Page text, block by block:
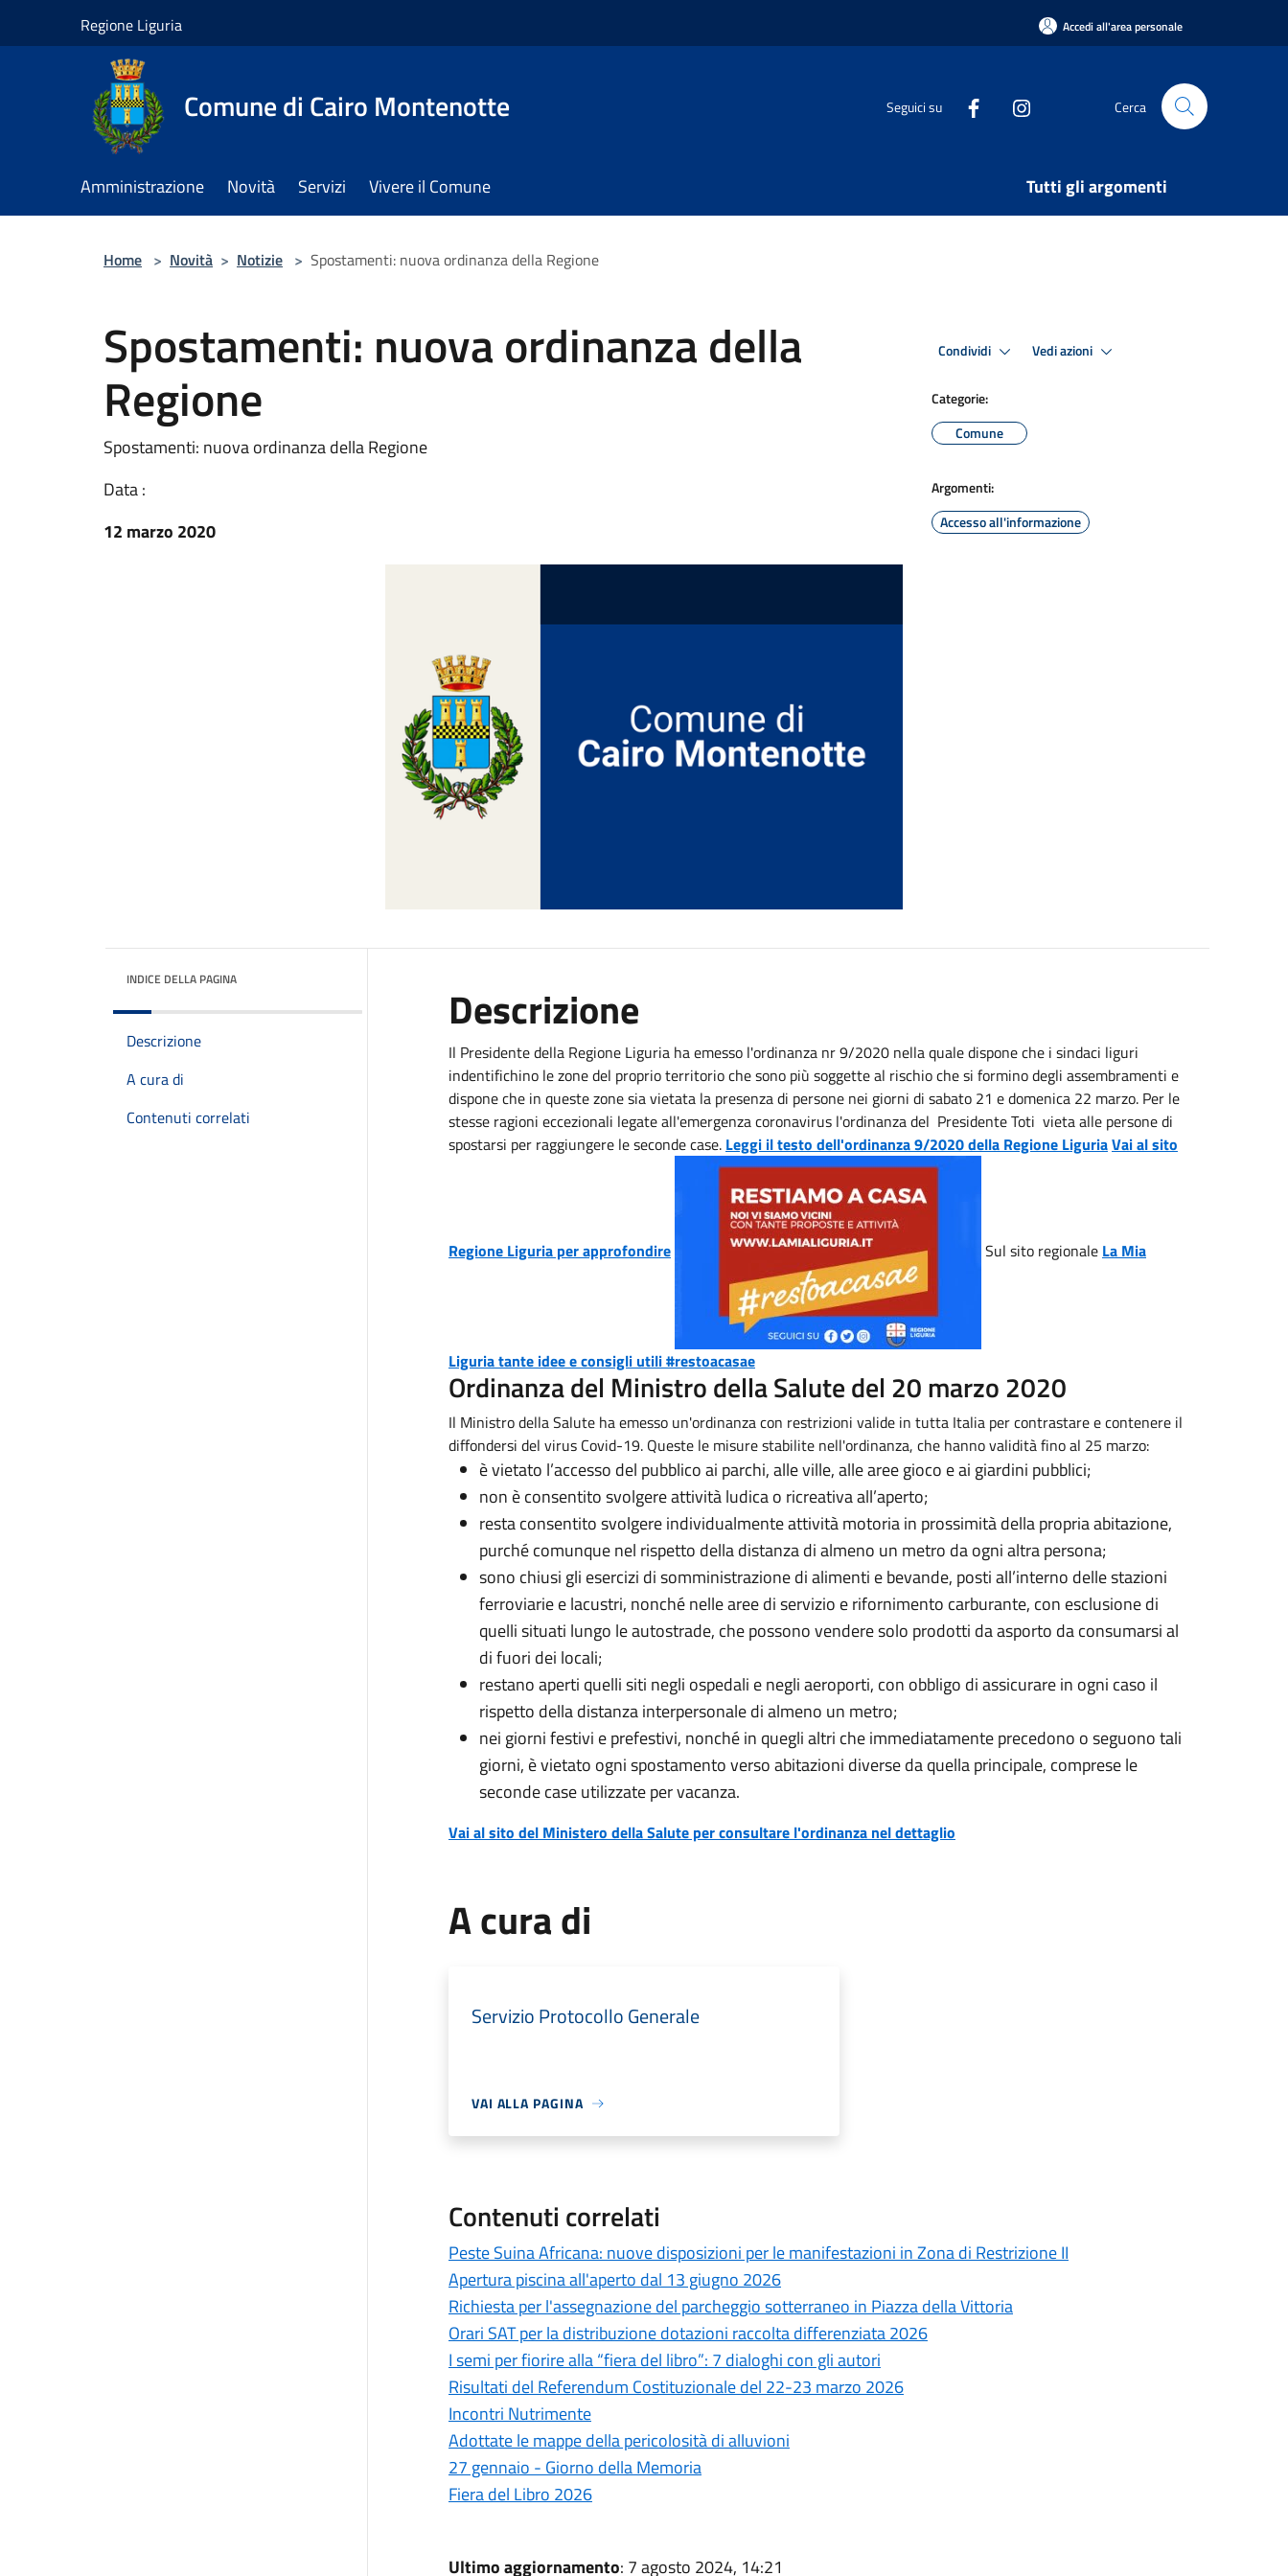
Regione Liguria Accedi all'area personale
Comune di Cairo Montenotte Seguici su Cerca
Amministrazione Novità Servizi Vivere il Comune Tutti gli argomenti
Home > Novità > Notizie > Spostamenti: nuova ordinanza della Regione
Spostamenti: nuova ordinanza della
Regione
Spostamenti: nuova ordinanza della Regione
Data :
12 marzo 2020
Condividi Vedi azioni
Categorie:
Comune
Argomenti:
Accesso all'informazione
INDICE DELLA PAGINA
Descrizione
A cura di
Contenuti correlati
Descrizione
Il Presidente della Regione Liguria ha emesso l'ordinanza nr 9/2020 nella quale dispone che i sindaci liguri
indentifichino le zone del proprio territorio che sono più soggette al rischio che si formino degli assembramenti e
dispone che in queste zone sia vietata la presenza di persone nei giorni di sabato 21 e domenica 22 marzo. Per le
stesse ragioni eccezionali legate all'emergenza coronavirus l'ordinanza del Presidente Toti vieta alle persone di
spostarsi per raggiungere le seconde case. Leggi il testo dell'ordinanza 9/2020 della Regione LiguriaVai al sito
Regione Liguria per approfondire Sul sito regionale La Mia
Liguria tante idee e consigli utili #restoacasae
Ordinanza del Ministro della Salute del 20 marzo 2020
Il Ministro della Salute ha emesso un'ordinanza con restrizioni valide in tutta Italia per contrastare e contenere il
diffondersi del virus Covid-19. Queste le misure stabilite nell'ordinanza, che hanno validità fino al 25 marzo:
è vietato l’accesso del pubblico ai parchi, alle ville, alle aree gioco e ai giardini pubblici;
non è consentito svolgere attività ludica o ricreativa all’aperto;
resta consentito svolgere individualmente attività motoria in prossimità della propria abitazione,
purché comunque nel rispetto della distanza di almeno un metro da ogni altra persona;
sono chiusi gli esercizi di somministrazione di alimenti e bevande, posti all’interno delle stazioni
ferroviarie e lacustri, nonché nelle aree di servizio e rifornimento carburante, con esclusione di
quelli situati lungo le autostrade, che possono vendere solo prodotti da asporto da consumarsi al
di fuori dei locali;
restano aperti quelli siti negli ospedali e negli aeroporti, con obbligo di assicurare in ogni caso il
rispetto della distanza interpersonale di almeno un metro;
nei giorni festivi e prefestivi, nonché in quegli altri che immediatamente precedono o seguono tali
giorni, è vietato ogni spostamento verso abitazioni diverse da quella principale, comprese le
seconde case utilizzate per vacanza.
Vai al sito del Ministero della Salute per consultare l'ordinanza nel dettaglio
A cura di
Servizio Protocollo Generale
VAI ALLA PAGINA
Contenuti correlati
Peste Suina Africana: nuove disposizioni per le manifestazioni in Zona di Restrizione II
Apertura piscina all'aperto dal 13 giugno 2026
Richiesta per l'assegnazione del parcheggio sotterraneo in Piazza della Vittoria
Orari SAT per la distribuzione dotazioni raccolta differenziata 2026
I semi per fiorire alla “fiera del libro”: 7 dialoghi con gli autori
Risultati del Referendum Costituzionale del 22-23 marzo 2026
Incontri Nutrimente
Adottate le mappe della pericolosità di alluvioni
27 gennaio - Giorno della Memoria
Fiera del Libro 2026
Ultimo aggiornamento: 7 agosto 2024, 14:21